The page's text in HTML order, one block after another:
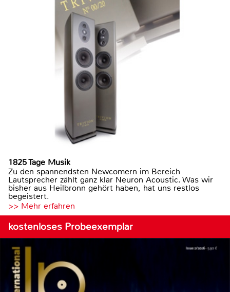
1825 Tage Musik
Zu den spannendsten Newcomern im Bereich
Lautsprecher zählt ganz klar Neuron Acoustic. Was wir
bisher aus Heilbronn gehört haben, hat uns restlos
begeistert.
>> Mehr erfahren
kostenloses Probeexemplar